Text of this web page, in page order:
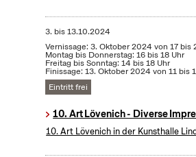
3. bis13.10.2024
Vernissage: 3. Oktober 2024 von 17 bis
Montag bis Donnerstag: 16 bis 18 Uhr
Freitag bis Sonntag: 14 bis 18 Uhr
Finissage: 13. Oktober 2024 von 11 bis
Eintritt frei
10. Art Lövenich - Diverse
10. Art Lövenich in der Kunsthalle